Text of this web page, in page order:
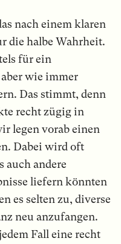
nach einem klaren
die halbe Wahrheit.
für ein
wie immer
Das stimmt, denn
recht zügig in
legen vorab einen
Dabei wird oft
auch andere
liefern könnten
es selten zu, diverse
neu anzufangen.
Fall eine recht